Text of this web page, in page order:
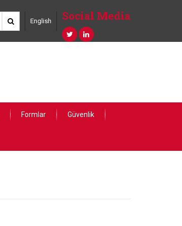
English Social Media
Formlar Güvenlik